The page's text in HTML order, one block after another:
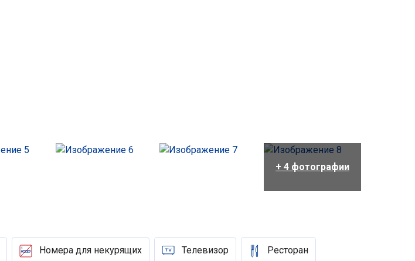
+ 4 фотографии
Номера для некурящих Телевизор Ресторан